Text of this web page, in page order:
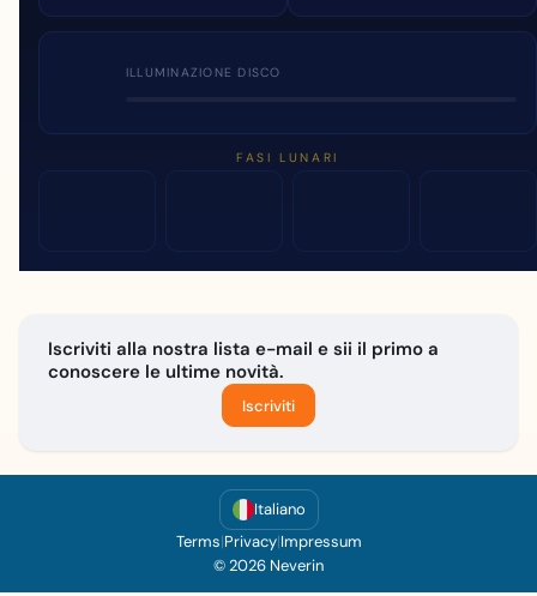
ILLUMINAZIONE DISCO
FASI LUNARI
Iscriviti alla nostra lista e-mail e sii il primo a
conoscere le ultime novità.
Iscriviti
Italiano
Terms|Privacy|Impressum
© 2026 Neverin